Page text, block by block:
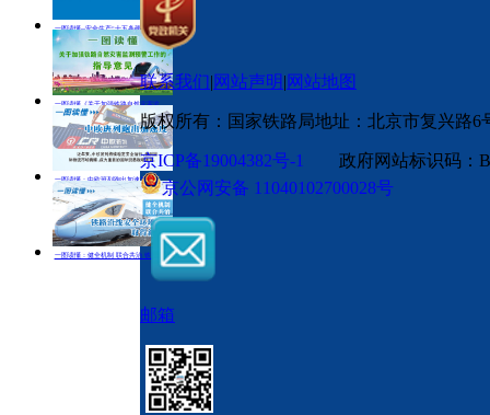
一图读懂《关于加强铁路自然灾害监测预
警工作的指导意见》
一图读懂--安全生产“十五条硬措施”
一图读懂《关于加强铁路自然灾害监测预警工作的指导意见》
一图读懂：中欧班列跑出加速度
一图读懂：健全机制 联合共治 铁路沿线安全环境治理取得新成效
联系我们|网站声明|网站地图
版权所有：国家铁路局地址：北京市复兴路6
京ICP备19004382号-1
政府网站标识码
京公网安备 11040102700028号
邮箱